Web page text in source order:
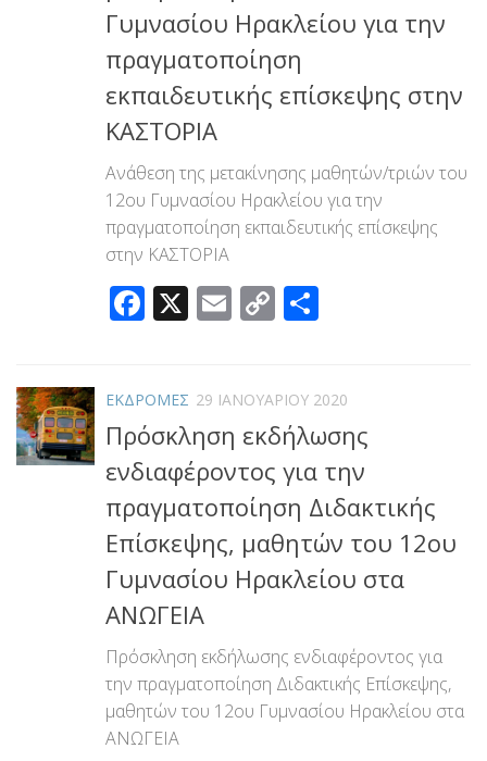
Γυμνασίου Ηρακλείου για την
πραγματοποίηση
εκπαιδευτικής επίσκεψης στην
ΚΑΣΤΟΡΙΑ
Ανάθεση της μετακίνησης μαθητών/τριών του
12ου Γυμνασίου Ηρακλείου για την
πραγματοποίηση εκπαιδευτικής επίσκεψης
στην ΚΑΣΤΟΡΙΑ
Facebook
X Email
Copy
ΕΚΔΡΟΜΕΣ 29 ΙΑΝΟΥΑΡΊΟΥ 2020
Πρόσκληση εκδήλωσης
ενδιαφέροντος για την
πραγματοποίηση Διδακτικής
Επίσκεψης, μαθητών του 12ου
Γυμνασίου Ηρακλείου στα
ΑΝΩΓΕΙΑ
Πρόσκληση εκδήλωσης ενδιαφέροντος για
την πραγματοποίηση Διδακτικής Επίσκεψης,
μαθητών του 12ου Γυμνασίου Ηρακλείου στα
ΑΝΩΓΕΙΑ